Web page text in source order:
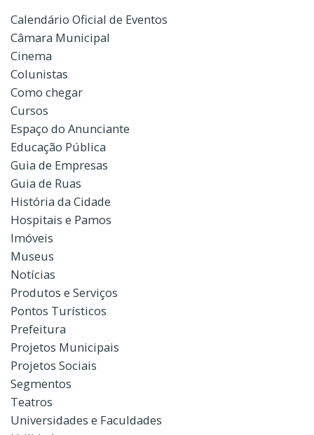
Calendário Oficial de Eventos
Câmara Municipal
Cinema
Colunistas
Como chegar
Cursos
Espaço do Anunciante
Educação Pública
Guia de Empresas
Guia de Ruas
História da Cidade
Hospitais e Pamos
Imóveis
Museus
Notícias
Produtos e Serviços
Pontos Turísticos
Prefeitura
Projetos Municipais
Projetos Sociais
Segmentos
Teatros
Universidades e Faculdades